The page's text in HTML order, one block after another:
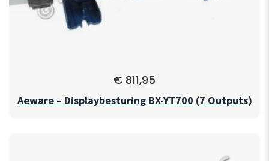
€ 811,95
Aeware – Displaybesturing BX-YT700 (7 Outputs)